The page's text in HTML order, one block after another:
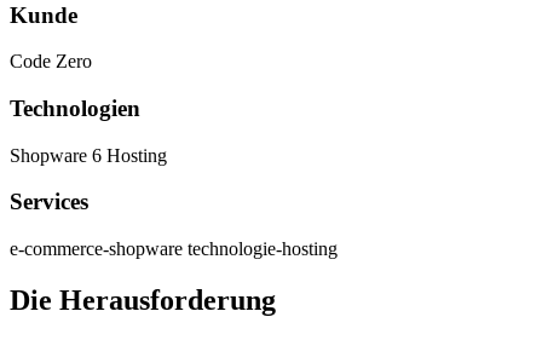
Kunde
Code Zero
Technologien
Shopware 6 Hosting
Services
e-commerce-shopware technologie-hosting
Die Herausforderung